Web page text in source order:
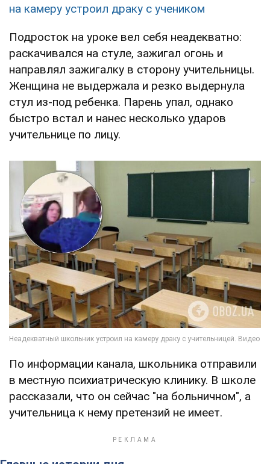
на камеру устроил драку с учеником
Подросток на уроке вел себя неадекватно:
раскачивался на стуле, зажигал огонь и
направлял зажигалку в сторону учительницы.
Женщина не выдержала и резко выдернула
стул из-под ребенка. Парень упал, однако
быстро встал и нанес несколько ударов
учительнице по лицу.
По информации канала, школьника отправили
в местную психиатрическую клинику. В школе
рассказали, что он сейчас "на больничном", а
учительница к нему претензий не имеет.